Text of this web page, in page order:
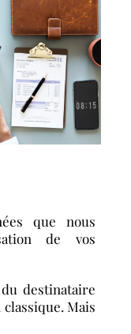
que nous
de vos
destinataire
Mais